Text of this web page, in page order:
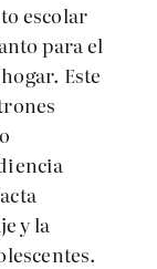
escolar
para el
Este
y la